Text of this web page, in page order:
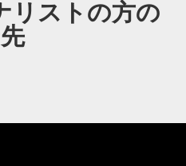
リストの方の